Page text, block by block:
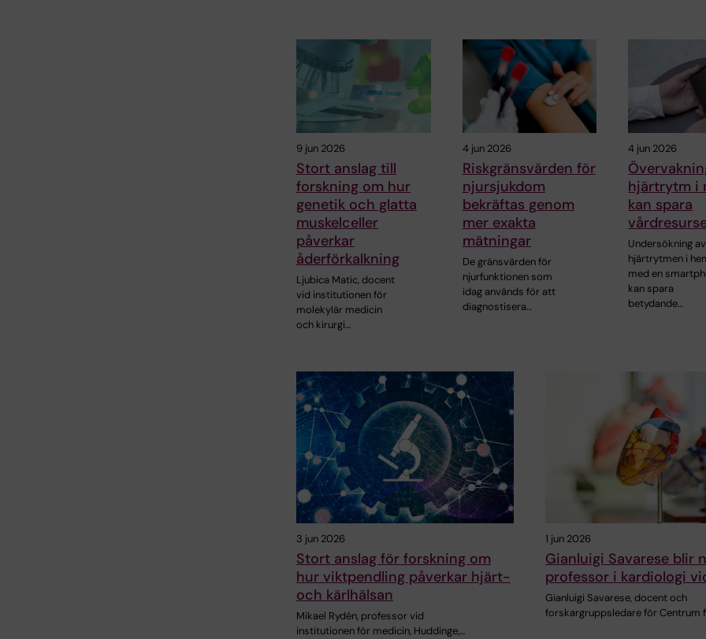
9 jun 2026
Stort anslag till
forskning om hur
genetik och glatta
muskelceller
påverkar
åderförkalkning
Ljubica Matic, docent
vid institutionen för
molekylär medicin
och kirurgi…
4 jun 2026
Riskgränsvärden för
njursjukdom
bekräftas genom
mer exakta
mätningar
De gränsvärden för
njurfunktionen som
idag används för att
diagnostisera…
4 jun 2026
hjärtrytm i
kan spara
Undersökning av
hjärtrytmen i
med en
kan spara
betydande…
3 jun 2026
Stort anslag för forskning om
hur viktpendling påverkar hjärt-
och kärlhälsan
Mikael Rydén, professor vid
institutionen för medicin, Huddinge,…
1 jun 2026
Gianluigi Savarese blir
professor i kardiologi
Gianluigi Savarese, docent och
forskargruppsledare för Centrum